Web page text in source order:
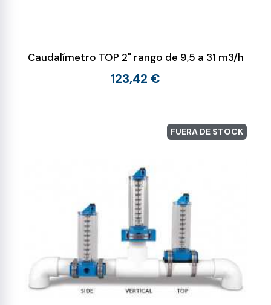
Caudalímetro TOP 2" rango de 9,5 a 31 m3/h
123,42 €
FUERA DE STOCK